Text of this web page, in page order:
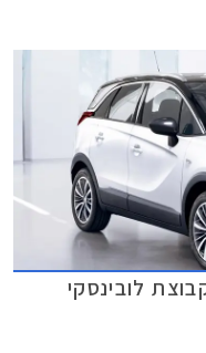
לובינסקי